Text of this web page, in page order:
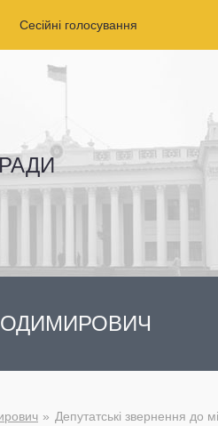
Сесійні голосування
Депутатські звернення до